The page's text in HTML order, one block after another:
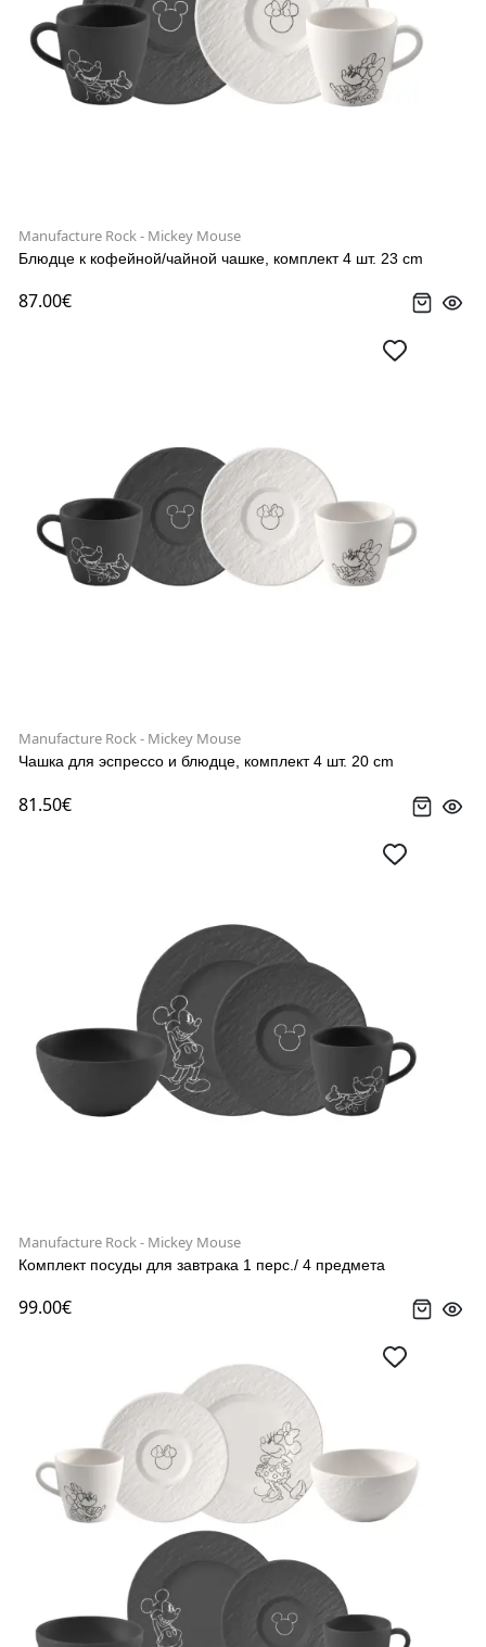
Manufacture Rock - Mickey Mouse
Блюдце к кофейной/чайной чашке, комплект 4 шт. 23 cm
87.00€
Manufacture Rock - Mickey Mouse
Чашка для эспрессо и блюдце, комплект 4 шт. 20 cm
81.50€
Manufacture Rock - Mickey Mouse
Комплект посуды для завтрака 1 перс./ 4 предмета
99.00€